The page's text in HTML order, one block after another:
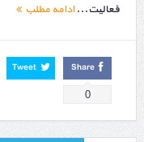
فعالیت...ادامه مطلب
Share
0
Tweet